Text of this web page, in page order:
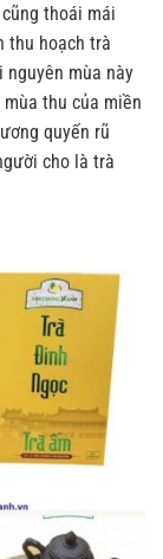
thoái mái
thu hoạch trà
nguyên mùa này
thu của miền
quyến rũ
cho là trà